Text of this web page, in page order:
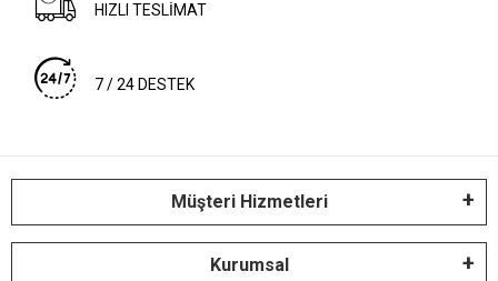
HIZLI TESLİMAT
7 / 24 DESTEK
Müşteri Hizmetleri
Kurumsal